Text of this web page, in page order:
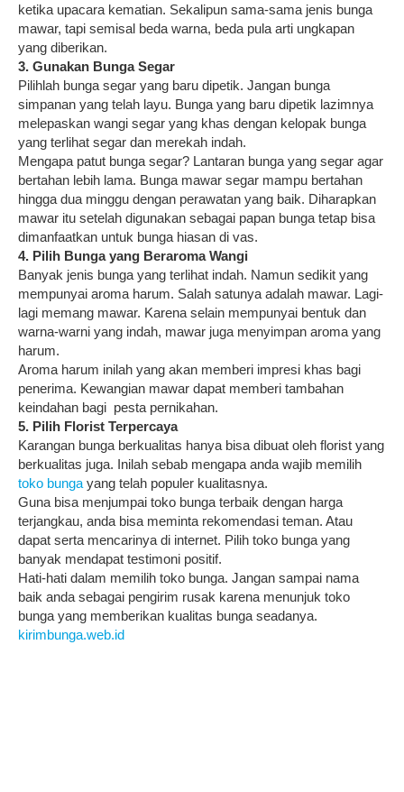
ketika upacara kematian. Sekalipun sama-sama jenis bunga
mawar, tapi semisal beda warna, beda pula arti ungkapan
yang diberikan.
3. Gunakan Bunga Segar
Pilihlah bunga segar yang baru dipetik. Jangan bunga
simpanan yang telah layu. Bunga yang baru dipetik lazimnya
melepaskan wangi segar yang khas dengan kelopak bunga
yang terlihat segar dan merekah indah.
Mengapa patut bunga segar? Lantaran bunga yang segar agar
bertahan lebih lama. Bunga mawar segar mampu bertahan
hingga dua minggu dengan perawatan yang baik. Diharapkan
mawar itu setelah digunakan sebagai papan bunga tetap bisa
dimanfaatkan untuk bunga hiasan di vas.
4. Pilih Bunga yang Beraroma Wangi
Banyak jenis bunga yang terlihat indah. Namun sedikit yang
mempunyai aroma harum. Salah satunya adalah mawar. Lagi-
lagi memang mawar. Karena selain mempunyai bentuk dan
warna-warni yang indah, mawar juga menyimpan aroma yang
harum.
Aroma harum inilah yang akan memberi impresi khas bagi
penerima. Kewangian mawar dapat memberi tambahan
keindahan bagi pesta pernikahan.
5. Pilih Florist Terpercaya
Karangan bunga berkualitas hanya bisa dibuat oleh florist yang
berkualitas juga. Inilah sebab mengapa anda wajib memilih
toko bunga yang telah populer kualitasnya.
Guna bisa menjumpai toko bunga terbaik dengan harga
terjangkau, anda bisa meminta rekomendasi teman. Atau
dapat serta mencarinya di internet. Pilih toko bunga yang
banyak mendapat testimoni positif.
Hati-hati dalam memilih toko bunga. Jangan sampai nama
baik anda sebagai pengirim rusak karena menunjuk toko
bunga yang memberikan kualitas bunga seadanya.
kirimbunga.web.id